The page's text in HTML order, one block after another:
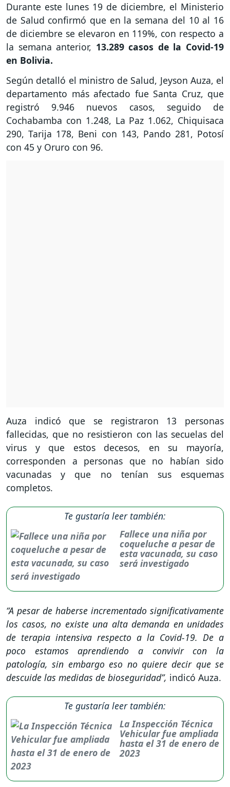
Durante este lunes 19 de diciembre, el Ministerio
de Salud confirmó que en la semana del 10 al 16
de diciembre se elevaron en 119%, con respecto a
la semana anterior, 13.289 casos de la Covid-19
en Bolivia.
Según detalló el ministro de Salud, Jeyson Auza, el
departamento más afectado fue Santa Cruz, que
registró 9.946 nuevos casos, seguido de
Cochabamba con 1.248, La Paz 1.062, Chiquisaca
290, Tarija 178, Beni con 143, Pando 281, Potosí
con 45 y Oruro con 96.
Auza indicó que se registraron 13 personas
fallecidas, que no resistieron con las secuelas del
virus y que estos decesos, en su mayoría,
corresponden a personas que no habían sido
vacunadas y que no tenían sus esquemas
completos.
Te gustaría leer también:
Fallece una niña por
coqueluche a pesar de
esta vacunada, su caso
será investigado
“A pesar de haberse incrementado significativamente
los casos, no existe una alta demanda en unidades
de terapia intensiva respecto a la Covid-19. De a
poco estamos aprendiendo a convivir con la
patología, sin embargo eso no quiere decir que se
descuide las medidas de bioseguridad”, indicó Auza.
Te gustaría leer también:
La Inspección Técnica
Vehicular fue ampliada
hasta el 31 de enero de
2023